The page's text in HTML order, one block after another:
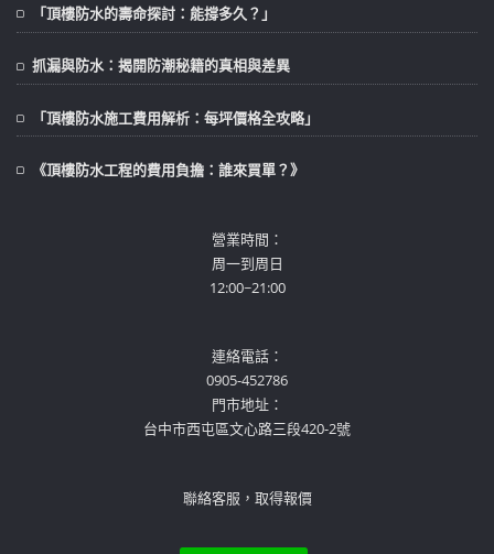
「頂樓防水的壽命探討：能撐多久？」
抓漏與防水：揭開防潮秘籍的真相與差異
「頂樓防水施工費用解析：每坪價格全攻略」
《頂樓防水工程的費用負擔：誰來買單？》
營業時間：
周一到周日
12:00~21:00
連絡電話：
0905-452786
門市地址：
台中市西屯區文心路三段420-2號
聯絡客服，取得報價